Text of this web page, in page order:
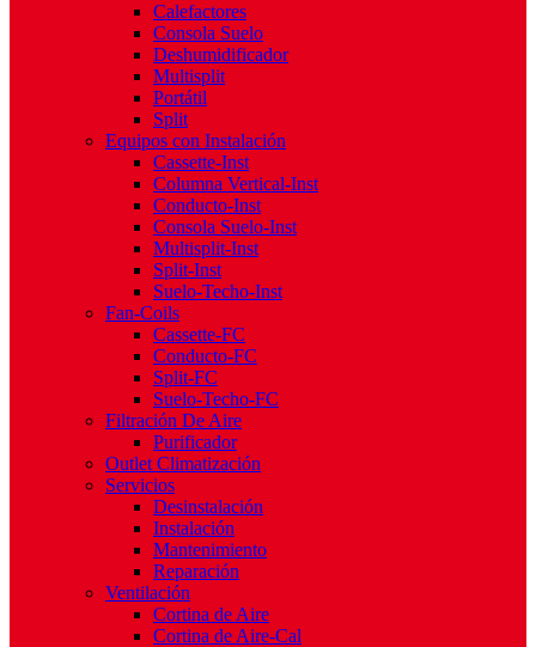
Calefactores
Consola Suelo
Deshumidificador
Multisplit
Portátil
Split
Equipos con Instalación
Cassette-Inst
Columna Vertical-Inst
Conducto-Inst
Consola Suelo-Inst
Multisplit-Inst
Split-Inst
Suelo-Techo-Inst
Fan-Coils
Cassette-FC
Conducto-FC
Split-FC
Suelo-Techo-FC
Filtración De Aire
Purificador
Outlet Climatización
Servicios
Desinstalación
Instalación
Mantenimiento
Reparación
Ventilación
Cortina de Aire
Cortina de Aire-Cal